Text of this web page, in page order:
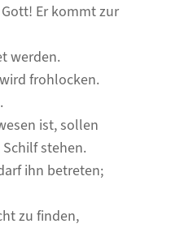
Er kommt zur
werden.
frohlocken.
ist, sollen
stehen.
ihn betreten;
zu finden,